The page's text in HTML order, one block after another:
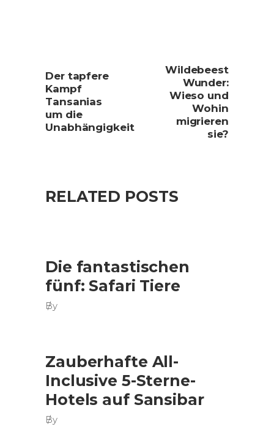
Der tapfere
Kampf
Tansanias
um die
Unabhängigkeit
Wildebeest
Wunder:
Wieso und
Wohin
migrieren
sie?
RELATED POSTS
Die fantastischen
fünf: Safari Tiere
By
Zauberhafte All-
Inclusive 5-Sterne-
Hotels auf Sansibar
By